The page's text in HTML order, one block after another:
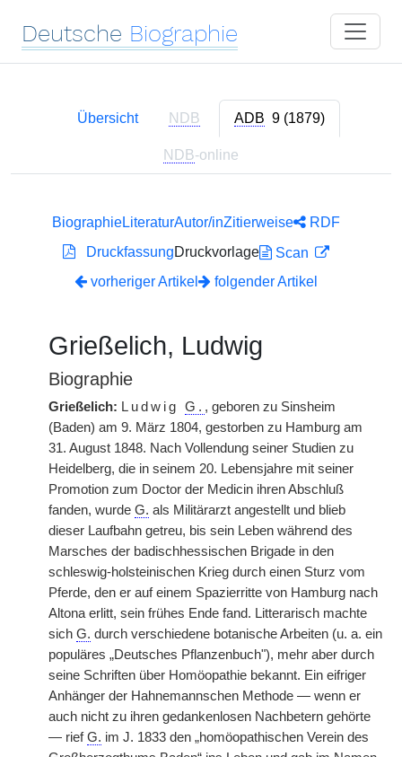
Deutsche Biographie
Übersicht NDB ADB 9 (1879)
NDB-online
BiographieLiteraturAutor/inZitierweise
RDF
DruckfassungDruckvorlage
Scan
vorheriger Artikel
folgender Artikel
Grießelich, Ludwig
Biographie
Grießelich: Ludwig G. , geboren zu Sinsheim
(Baden) am 9. März 1804, gestorben zu Hamburg am
31. August 1848. Nach Vollendung seiner Studien zu
Heidelberg, die in seinem 20. Lebensjahre mit seiner
Promotion zum Doctor der Medicin ihren Abschluß
fanden, wurde G. als Militärarzt angestellt und blieb
dieser Laufbahn getreu, bis sein Leben während des
Marsches der badischhessischen Brigade in den
schleswig-holsteinischen Krieg durch einen Sturz vom
Pferde, den er auf einem Spazierritte von Hamburg nach
Altona erlitt, sein frühes Ende fand. Litterarisch machte
sich G. durch verschiedene botanische Arbeiten (u. a. ein
populäres „Deutsches Pflanzenbuch"), mehr aber durch
seine Schriften über Homöopathie bekannt. Ein eifriger
Anhänger der Hahnemannschen Methode — wenn er
auch nicht zu ihren gedankenlosen Nachbetern gehörte
— riefG. im J. 1833 den „homöopathischen Verein des